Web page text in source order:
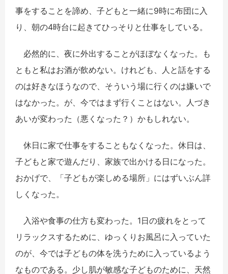
事をすることを諦め、子どもと一緒に9時に布団に入
り、朝の4時台に起きてひっそりと仕事をしている。
必然的に、夜に外出することがほぼなくなった。も
ともと私はお酒が飲めない。けれども、人と話をする
のは好きなほうなので、そういう場に行くのは嫌いで
はなかった。が、今ではまず行くことはない。人づき
あいが変わった（悪くなった？）かもしれない。
休日に家で仕事をすることもなくなった。休日は、
子どもと家で遊んだり、家族で出かける日になった。
おかげで、「子どもが楽しめる場所」にはずいぶん詳
しくなった。
入浴や食事の仕方も変わった。1日の疲れをとって
リラックスするために、ゆっくりお風呂に入っていた
のが、今では子どもの体を洗うために入っているよう
なものである。少し肌が敏感な子どものために、天然